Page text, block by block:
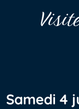
Samedi 4